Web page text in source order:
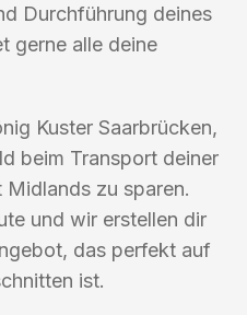
Durchführung deines
gerne alle deine
Kuster Saarbrücken,
beim Transport deiner
zu sparen.
und wir erstellen dir
das perfekt auf
ist.